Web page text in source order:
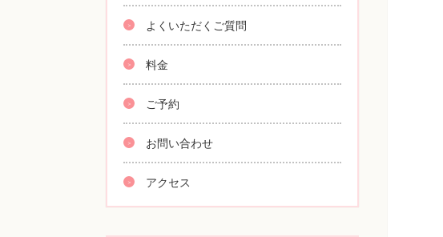
よくいただくご質問
料金
ご予約
お問い合わせ
アクセス